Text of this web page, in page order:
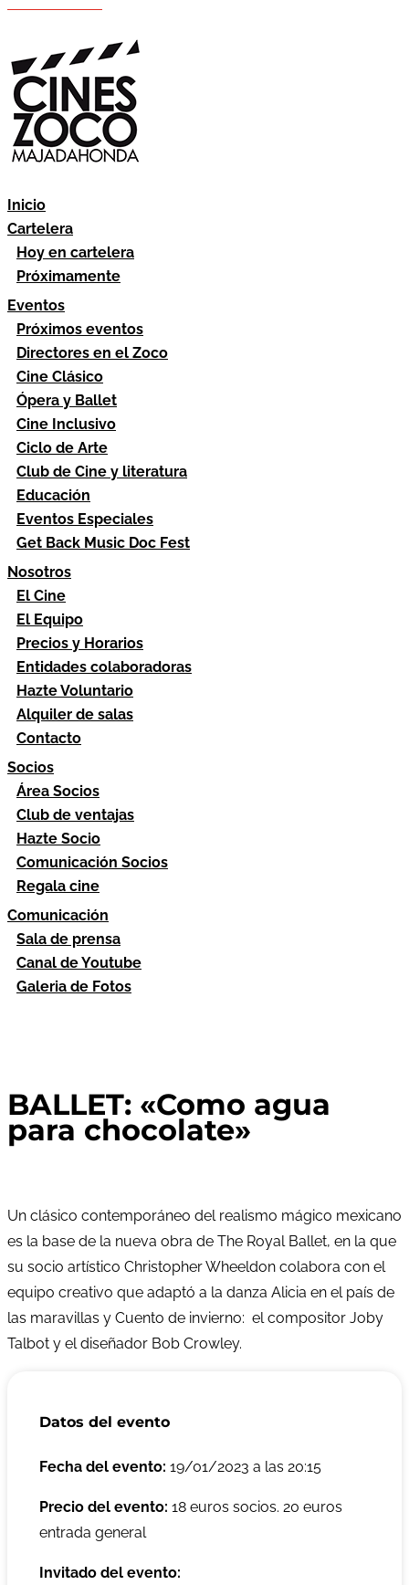
Inicio
Cartelera
Hoy en cartelera
Próximamente
Eventos
Próximos eventos
Directores en el Zoco
Cine Clásico
Ópera y Ballet
Cine Inclusivo
Ciclo de Arte
Club de Cine y literatura
Educación
Eventos Especiales
Get Back Music Doc Fest
Nosotros
El Cine
El Equipo
Precios y Horarios
Entidades colaboradoras
Hazte Voluntario
Alquiler de salas
Contacto
Socios
Área Socios
Club de ventajas
Hazte Socio
Comunicación Socios
Regala cine
Comunicación
Sala de prensa
Canal de Youtube
Galeria de Fotos
BALLET: «Como agua
para chocolate»
Un clásico contemporáneo del realismo mágico mexicano
es la base de la nueva obra de The Royal Ballet, en la que
su socio artístico Christopher Wheeldon colabora con el
equipo creativo que adaptó a la danza Alicia en el país de
las maravillas y Cuento de invierno: el compositor Joby
Talbot y el diseñador Bob Crowley.
Datos del evento
Fecha del evento: 19/01/2023 a las 20:15
Precio del evento: 18 euros socios. 20 euros
entrada general
Invitado del evento: